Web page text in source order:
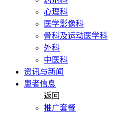
心理科
医学影像科
骨科及运动医学科
外科
中医科
资讯与新闻
患者信息
返回
推广套餐